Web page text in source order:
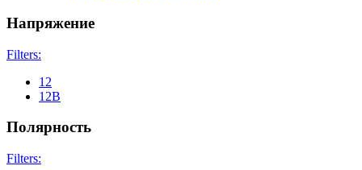
Напряжение
Filters:
12
12В
Полярность
Filters: